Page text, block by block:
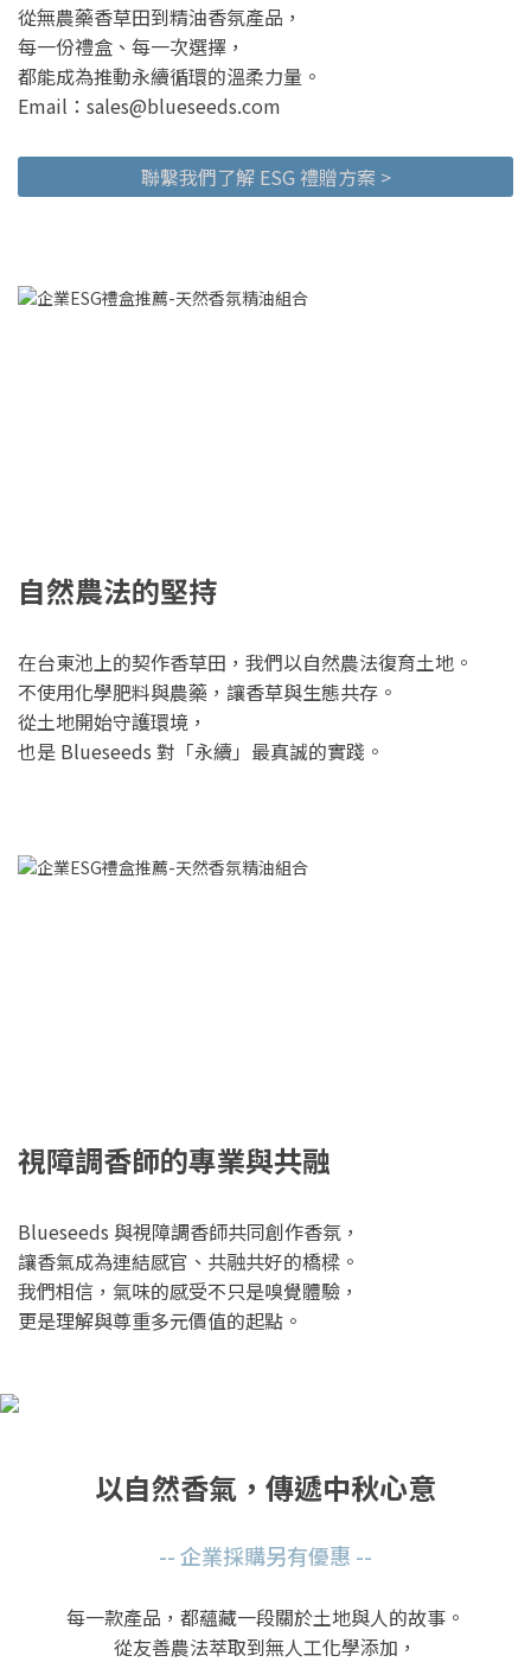
從無農藥香草田到精油香氛產品，
每一份禮盒、每一次選擇，
都能成為推動永續循環的溫柔力量。
Email：sales@blueseeds.com
聯繫我們了解 ESG 禮贈方案 >
自然農法的堅持
在台東池上的契作香草田，我們以自然農法復育土地。
不使用化學肥料與農藥，讓香草與生態共存。
從土地開始守護環境，
也是 Blueseeds 對「永續」最真誠的實踐。
視障調香師的專業與共融
Blueseeds 與視障調香師共同創作香氛，
讓香氣成為連結感官、共融共好的橋樑。
我們相信，氣味的感受不只是嗅覺體驗，
更是理解與尊重多元價值的起點。
以自然香氣，傳遞中秋心意
-- 企業採購另有優惠 --
每一款產品，都蘊藏一段關於土地與人的故事。
從友善農法萃取到無人工化學添加，